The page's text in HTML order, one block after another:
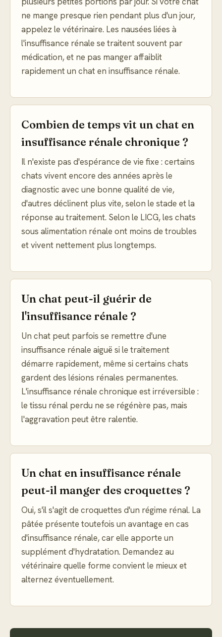
ne mange presque rien pendant plus d'un jour,
appelez le vétérinaire. Les nausées liées à
l'insuffisance rénale se traitent souvent par
médication, et ne pas manger affaiblit
rapidement un chat en insuffisance rénale.
Combien de temps vit un chat en
insuffisance rénale chronique ?
Il n'existe pas d'espérance de vie fixe : certains
chats vivent encore des années après le
diagnostic avec une bonne qualité de vie,
d'autres déclinent plus vite, selon le stade et la
réponse au traitement. Selon le LICG, les chats
sous alimentation rénale ont moins de troubles
et vivent nettement plus longtemps.
Un chat peut-il guérir de
l'insuffisance rénale ?
Un chat peut parfois se remettre d'une
insuffisance rénale aiguë si le traitement
démarre rapidement, même si certains chats
gardent des lésions rénales permanentes.
L'insuffisance rénale chronique est irréversible :
le tissu rénal perdu ne se régénère pas, mais
l'aggravation peut être ralentie.
Un chat en insuffisance rénale
peut-il manger des croquettes ?
Oui, s'il s'agit de croquettes d'un régime rénal. La
pâtée présente toutefois un avantage en cas
d'insuffisance rénale, car elle apporte un
supplément d'hydratation. Demandez au
vétérinaire quelle forme convient le mieux et
alternez éventuellement.